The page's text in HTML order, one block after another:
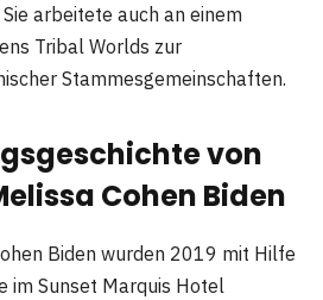
arbeitete auch an einem
Tribal Worlds zur
Stammesgemeinschaften.
von
Cohen Biden
Biden wurden 2019 mit Hilfe
im Sunset Marquis Hotel